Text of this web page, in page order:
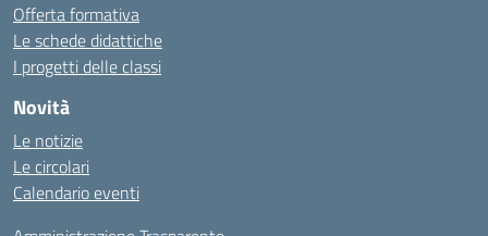
Offerta formativa
Le schede didattiche
I progetti delle classi
Novità
Le notizie
Le circolari
Calendario eventi